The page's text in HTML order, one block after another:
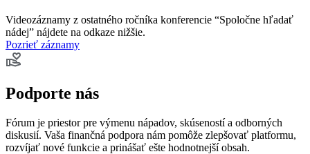
Videozáznamy z ostatného ročníka konferencie “Spoločne hľadať
nádej” nájdete na odkaze nižšie.
Pozrieť záznamy
Podporte nás
Fórum je priestor pre výmenu nápadov, skúseností a odborných
diskusií. Vaša finančná podpora nám pomôže zlepšovať platformu,
rozvíjať nové funkcie a prinášať ešte hodnotnejší obsah.